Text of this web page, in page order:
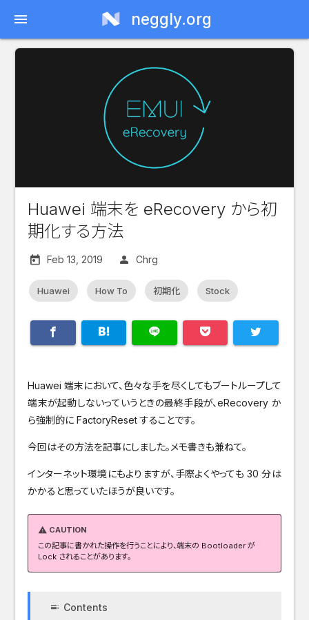
menu neggly.org
Huawei 端末を eRecovery から初
期化する方法
Feb 13, 2019 Chrg
Huawei How To 初期化 Stock
Huawei 端末において、色々な手を尽くしてもブートループして
端末が起動しないっていうときの最終手段が、eRecovery か
ら強制的に FactoryReset することです。
今回はその方法を記事にしました。メモ書きも兼ねて。
インターネット環境にもよりますが、手際よくやっても 30 分は
かかると思っていたほうが良いです。
warning CAUTION
この記事に書かれた操作を行うことにより、端末の Bootloader が
Lock されることがあります。